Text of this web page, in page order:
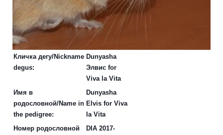
Кличка дегу/Nickname
degus:
Dunyasha
Элвис for
Viva la Vita
Имя в
родословной/Name in
the pedigree:
Dunyasha
Elvis for Viva
la Vita
Номер родословной
DIA 2017-